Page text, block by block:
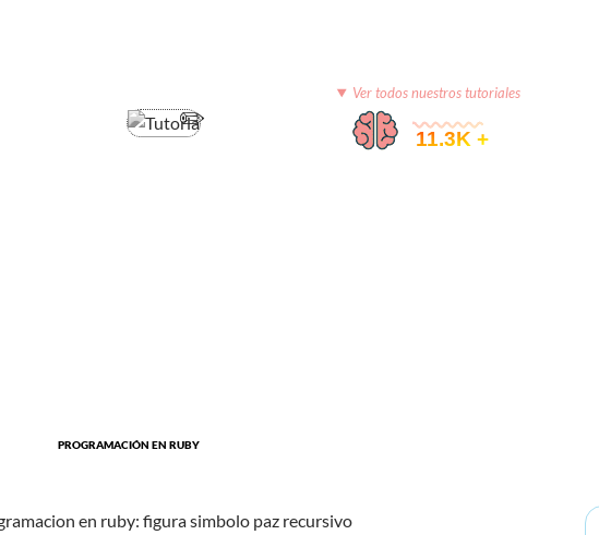
Ver todos nuestros tutoriales
© 11.3K +
PROGRAMACIÓN EN RUBY